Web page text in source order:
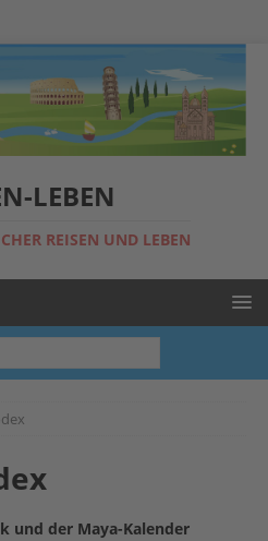
LEBEN
REISEN UND LEBEN
und der Maya-Kalender